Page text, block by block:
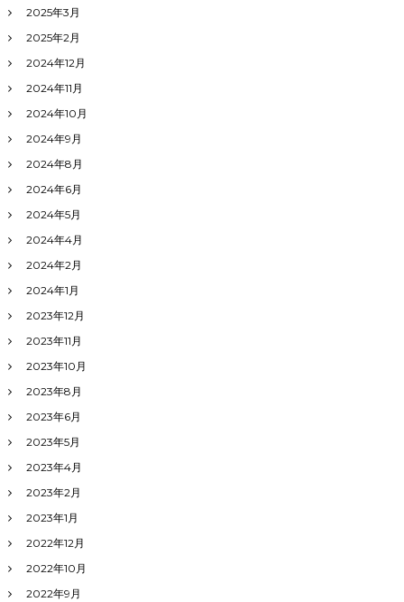
2025年3月
2025年2月
2024年12月
2024年11月
2024年10月
2024年9月
2024年8月
2024年6月
2024年5月
2024年4月
2024年2月
2024年1月
2023年12月
2023年11月
2023年10月
2023年8月
2023年6月
2023年5月
2023年4月
2023年2月
2023年1月
2022年12月
2022年10月
2022年9月